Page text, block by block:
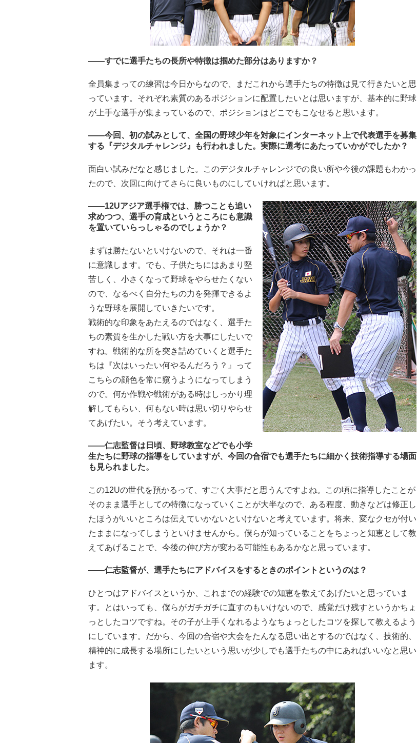
――すでに選手たちの長所や特徴は掴めた部分はありますか？
全員集まっての練習は今日からなので、まだこれから選手たちの特徴は見て行きたいと思
っています。それぞれ素質のあるポジションに配置したいとは思いますが、基本的に野球
が上手な選手が集まっているので、ポジションはどこでもこなせると思います。
――今回、初の試みとして、全国の野球少年を対象にインターネット上で代表選手を募集
する『デジタルチャレンジ』も行われました。実際に選考にあたっていかがでしたか？
面白い試みだなと感じました。このデジタルチャレンジでの良い所や今後の課題もわかっ
たので、次回に向けてさらに良いものにしていければと思います。
――12Uアジア選手権では、勝つことも追い
求めつつ、選手の育成というところにも意識
を置いていらっしゃるのでしょうか？
まずは勝たないといけないので、それは一番
に意識します。でも、子供たちにはあまり堅
苦しく、小さくなって野球をやらせたくない
ので、なるべく自分たちの力を発揮できるよ
うな野球を展開していきたいです。
戦術的な印象をあたえるのではなく、選手た
ちの素質を生かした戦い方を大事にしたいで
すね。戦術的な所を突き詰めていくと選手た
ちは『次はいったい何やるんだろう？』って
こちらの顔色を常に窺うようになってしまう
ので。何か作戦や戦術がある時はしっかり理
解してもらい、何もない時は思い切りやらせ
てあげたい。そう考えています。
――仁志監督は日頃、野球教室などでも小学
生たちに野球の指導をしていますが、今回の合宿でも選手たちに細かく技術指導する場面
も見られました。
この12Uの世代を預かるって、すごく大事だと思うんですよね。この頃に指導したことが
そのまま選手としての特徴になっていくことが大半なので、ある程度、動きなどは修正し
たほうがいいところは伝えていかないといけないと考えています。将来、変なクセが付い
たままになってしまうといけませんから。僕らが知っていることをちょっと知恵として教
えてあげることで、今後の伸び方が変わる可能性もあるかなと思っています。
――仁志監督が、選手たちにアドバイスをするときのポイントというのは？
ひとつはアドバイスというか、これまでの経験での知恵を教えてあげたいと思っていま
す。とはいっても、僕らがガチガチに直すのもいけないので、感覚だけ残すというかちょ
っとしたコツですね。その子が上手くなれるようなちょっとしたコツを探して教えるよう
にしています。だから、今回の合宿や大会をたんなる思い出とするのではなく、技術的、
精神的に成長する場所にしたいという思いが少しでも選手たちの中にあればいいなと思い
ます。